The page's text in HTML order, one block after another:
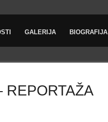
GALERIJA BIOGRAFIJA
REPORTAŽA